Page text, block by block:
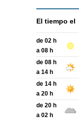
El tiempo el
de 02 h
a 08 h
de 08 h
a 14 h
de 14 h
a 20 h
de 20 h
a 02 h